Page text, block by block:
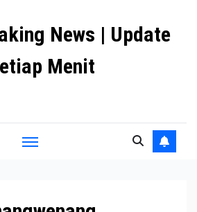
News | Update
Menit